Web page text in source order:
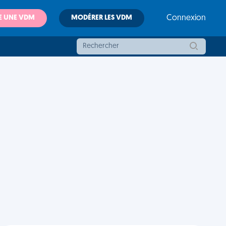
UNE VDM MODÉRER LES VDM Connexion